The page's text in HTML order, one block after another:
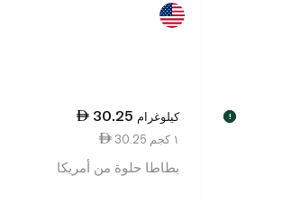
!
30.25 كيلوغرام
30.25 ١ كجم
بطاطا حلوة من أمريكا